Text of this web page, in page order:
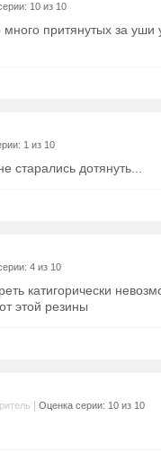
10 из 10
много притянутых за
1 из 10
дотянуть...
4 из 10
катигорически
этой резины
Оценка серии: 10 из 10